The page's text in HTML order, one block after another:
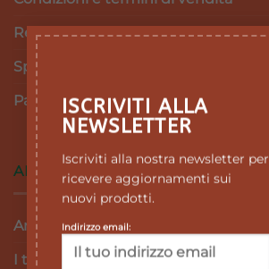
ISCRIVITI ALLA
NEWSLETTER
Iscriviti alla nostra newsletter per
ricevere aggiornamenti sui
nuovi prodotti.
Indirizzo email:
Resi e Rimborsi
Spedizioni
Pagamenti
AREA RISERVATA
Area personale
I tuoi ordini